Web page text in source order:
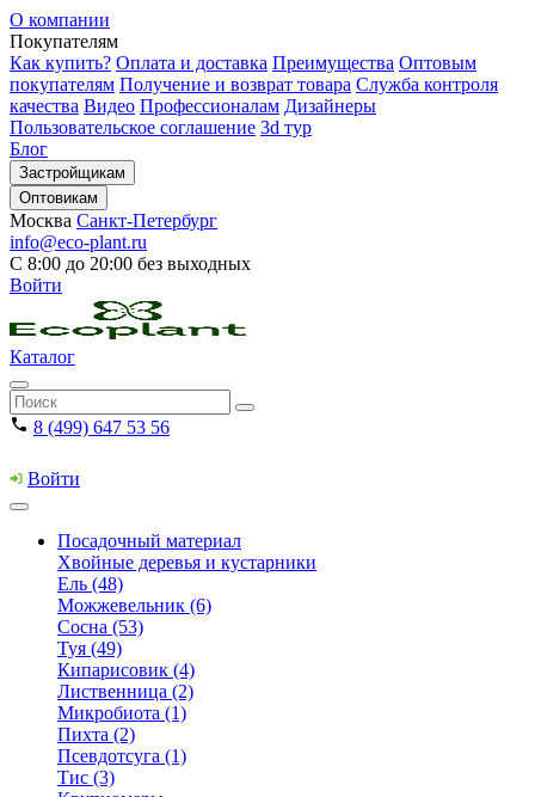
О компании
Покупателям
Как купить? Оплата и доставка Преимущества Оптовым
покупателям Получение и возврат товара Служба контроля
качества Видео Профессионалам Дизайнеры
Пользовательское соглашение 3d тур
Блог
Застройщикам
Оптовикам
Москва Санкт-Петербург
info@eco-plant.ru
С 8:00 до 20:00 без выходных
Войти
Каталог
8 (499) 647 53 56
Войти
Посадочный материал
Хвойные деревья и кустарники
Ель (48)
Можжевельник (6)
Сосна (53)
Туя (49)
Кипарисовик (4)
Лиственница (2)
Микробиота (1)
Пихта (2)
Псевдотсуга (1)
Тис (3)